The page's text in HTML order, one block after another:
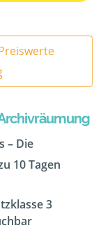
– Die
10 Tagen
3